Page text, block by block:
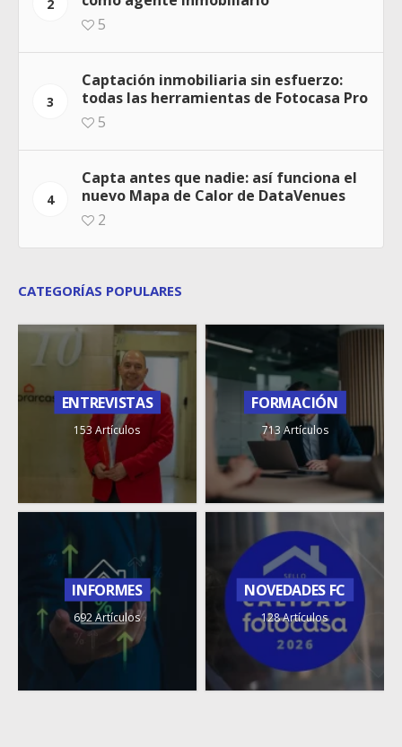
2
5
3
Captación inmobiliaria sin esfuerzo:
todas las herramientas de Fotocasa Pro
5
4
Capta antes que nadie: así funciona el
nuevo Mapa de Calor de DataVenues
2
CATEGORÍAS POPULARES
ENTREVISTAS
153 Artículos
FORMACIÓN
713 Artículos
INFORMES
692 Artículos
NOVEDADES FC
128 Artículos